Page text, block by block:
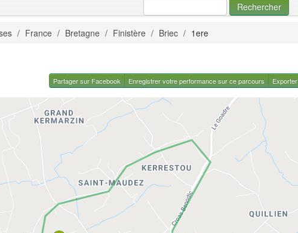
Rechercher
/ France / Bretagne / Finistère / Briec / 1ere
Partager sur Facebook Enregistrer votre performance sur ce parcours Exporter